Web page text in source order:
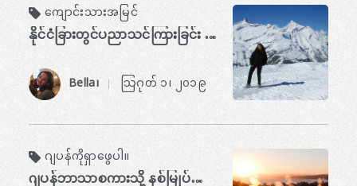
ကျောင်းသားအမြင်
နိုင်ငံခြားတွင်ပညာသင်ကြားခြင်း (နိုင်ငံရပ်ခြားတွင်ရှိစဉ်) အပိုင်း ၂- ဆွစ်အဲလ်ပ်တောင်တန်းတွင် မိမိကိုယ်ကိုယ်သံသယကိုကျော်လွှားခြင်း
Bella၊ သြဂုတ် ၁၊ ၂၀၁၉
ဂျပန်ကိုရှာဖွေပါ။
ဂျပန်ဘာသာစကားသို့ နစ်မြုပ်နေပါသည်။